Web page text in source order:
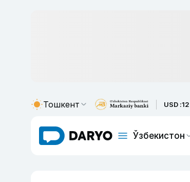
Тошкент USD :
Ўзбекистон